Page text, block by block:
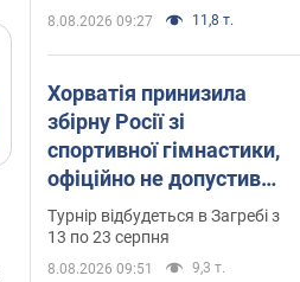
8.08.2026 09:27 11,8 т.
Хорватія принизила
збірну Росії зі
спортивної гімнастики,
офіційно не допустивши
до чемпіонату Європи
основних спортсменів
Турнір відбудеться в Загребі з
13 по 23 серпня
8.08.2026 09:51 9,3 т.